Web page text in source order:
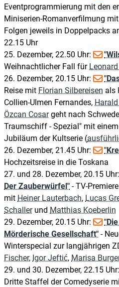
Eventprogrammierung mit den
Miniserien-Romanverfilmung mit
Folgen jeweils in Doppelpacks
22.15 Uhr
25. Dezember, 22.50 Uhr:
Weihnachtlicher Fall für
26. Dezember, 20.15 Uhr:
Reise mit Florian Silbereisen als
Collien-Ulmen Fernandes,
Özcan Cosargeht nach
Traumschiff - Spezial" mit
Jubiläum der Kultserie (
26. Dezember, 21.45 Uhr:
Hochzeitsreise in die Toskana
27. und 28. Dezember, 20.15 Uhr:
Der Zauberwürfel" - TV-
mit Heiner Lauterbach, Lucas
Schallerund Matthias Koeberlin
29. Dezember, 20.15 Uhr:
Mörderische Gesellschaft" -
Winterspecial zur langjährigen
Fischer, Igor Jeftić, Marisa
29. und 30. Dezember, 22.15 Uhr:
Dritte Staffel der Comedyserie